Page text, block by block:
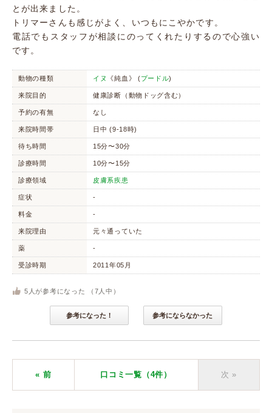
とが出来ました。
トリマーさんも感じがよく、いつもにこやかです。
電話でもスタッフが相談にのってくれたりするので心強い
です。
動物の種類 イヌ 《純血》 (プードル)
来院目的 健康診断（動物ドッグ含む）
予約の有無 なし
来院時間帯 日中 (9-18時)
待ち時間 15分〜30分
診療時間 10分〜15分
診療領域 皮膚系疾患
症状 -
料金 -
来院理由 元々通っていた
薬 -
受診時期 2011年05月
5 人が参考になった （ 7 人中）
参考になった！ 参考にならなかった
« 前 口コミ一覧（4件） 次 »